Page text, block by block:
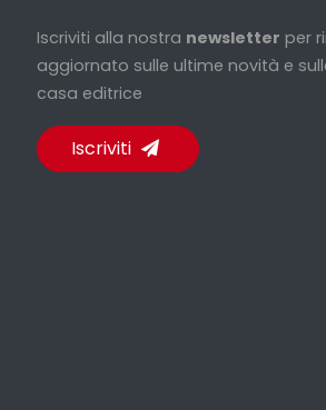
Iscriviti alla nostra newsletter per
aggiornato sulle ultime novità e
casa editrice
Iscriviti